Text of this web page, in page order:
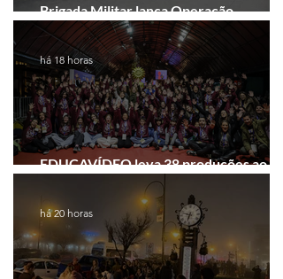
Brigada Militar lança Operação
Convergência na Região das Hortênsias
EDUCAVÍDEO leva 38 produções ao
Festival de Cinema de Gramado
há 18 horas
há 20 horas